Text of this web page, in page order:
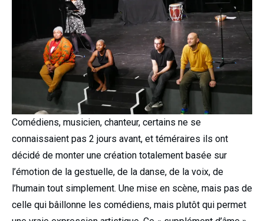
Comédiens, musicien, chanteur, certains ne se
connaissaient pas 2 jours avant, et téméraires ils ont
décidé de monter une création totalement basée sur
l’émotion de la gestuelle, de la danse, de la voix, de
l’humain tout simplement. Une mise en scène, mais pas de
celle qui bâillonne les comédiens, mais plutôt qui permet